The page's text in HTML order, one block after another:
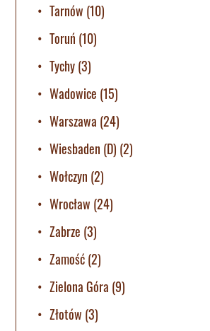
Tarnów (10)
Toruń (10)
Tychy(3)
Wadowice (15)
Warszawa (24)
Wiesbaden (D) (2)
Wołczyn (2)
Wrocław (24)
Zabrze (3)
Zamość(2)
Zielona Góra (9)
Złotów (3)